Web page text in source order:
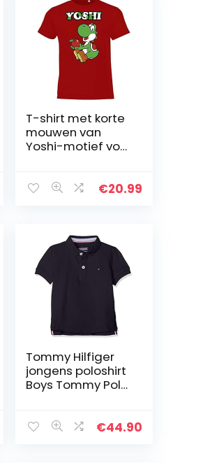
T-shirt met korte
mouwen van
Yoshi-motief voor
€20.99
Tommy Hilfiger
jongens poloshirt
Boys Tommy Polo
€44.90